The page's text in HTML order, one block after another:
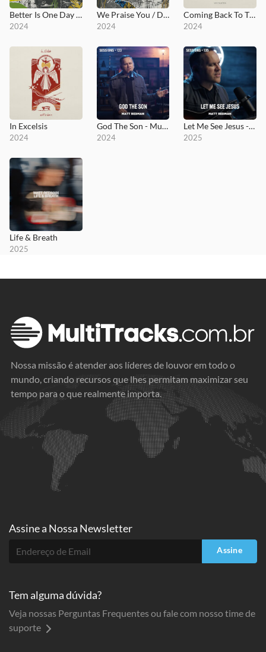
Better Is One Day / Facedown
2024
We Praise You / Do It Again
2024
Coming Back To The Heart
2024
In Excelsis
2024
God The Son - MultiTracks.com Session
2024
Let Me See Jesus - MultiTracks.com Session
2025
Life & Breath
2025
Nossa missão é atender aos líderes de louvor em todo o
mundo, criando recursos que lhes permitam maximizar seu
tempo para o que realmente importa.
Assine a Nossa Newsletter
Assine
Tem alguma dúvida?
Veja nossas Perguntas Frequentes ou fale com nosso time de
suporte